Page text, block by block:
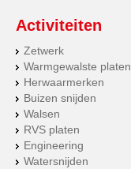
Activiteiten
Zetwerk
Warmgewalste platen
Herwaarmerken
Buizen snijden
Walsen
RVS platen
Engineering
Watersnijden